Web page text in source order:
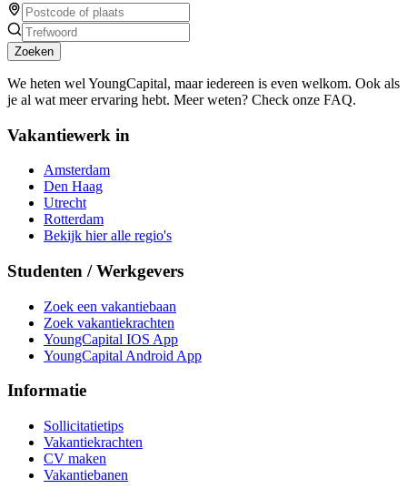
Zoeken
We heten wel YoungCapital, maar iedereen is even welkom. Ook als
je al wat meer ervaring hebt. Meer weten? Check onze FAQ.
Vakantiewerk in
Amsterdam
Den Haag
Utrecht
Rotterdam
Bekijk hier alle regio's
Studenten / Werkgevers
Zoek een vakantiebaan
Zoek vakantiekrachten
YoungCapital IOS App
YoungCapital Android App
Informatie
Sollicitatietips
Vakantiekrachten
CV maken
Vakantiebanen